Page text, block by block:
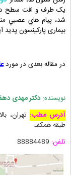
يک طرف و افت سطح
شد، پيام هاي عصبي
بیماری پارکینسون پدید
در مقاله بعدی در مورد
نویسنده: دکتر مهدی
آدرس مطب: تهران،
طبقه همکف
تلفن: